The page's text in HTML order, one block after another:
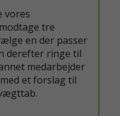
vores
tre
en der passer
derefter ringe til
medarbejder
et forslag til